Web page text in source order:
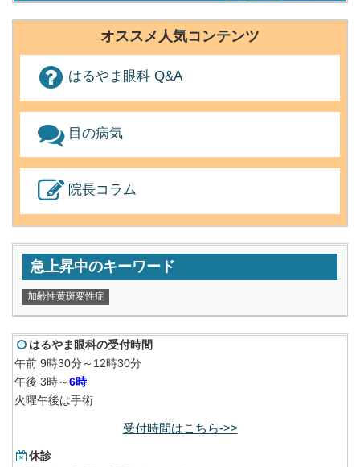
オススメ人気コンテンツ
はるやま眼科 Q&A
目の病気
院長コラム
急上昇中のキーワード
加齢性黄斑変性症
はるやま眼科の受付時間
午前 9時30分～12時30分
午後 3時～6時
火曜午後は手術
受付時間はこちら->>
休診